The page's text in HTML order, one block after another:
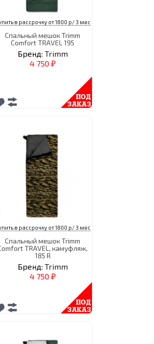
в рассрочку от 1800 р/ 3 мес
Спальный мешок Trimm
Comfort TRAVEL 195
Бренд: Trimm
4 750 ₽
в рассрочку от 1800 р/ 3 мес
Спальный мешок Trimm
TRAVEL, камуфляж,
185 R
Бренд: Trimm
4 750 ₽